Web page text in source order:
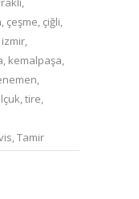
, çeşme, çiğli,
izmir,
, kemalpaşa,
,
,tire,
,Tamir